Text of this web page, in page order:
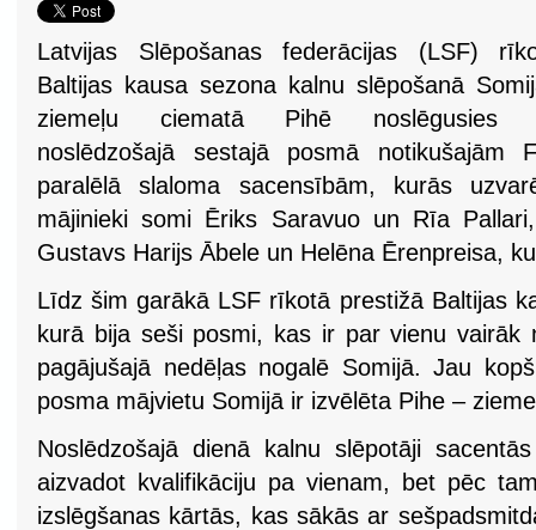
Latvijas Slēpošanas federācijas (LSF)
Baltijas kausa sezona kalnu slēpošanā
ziemeļu ciematā Pihē noslēgusies
noslēdzošajā sestajā posmā notikušajām
paralēlā slaloma sacensībām, kurās
mājinieki somi Ēriks Saravuo un Rīa
Gustavs Harijs Ābele un Helēna Ērenpreisa,
Līdz šim garākā LSF rīkotā prestižā Baltijas
kurā bija seši posmi, kas ir par vienu vairāk
pagājušajā nedēļas nogalē Somijā. Jau
posma mājvietu Somijā ir izvēlēta Pihe –
Noslēdzošajā dienā kalnu slēpotāji
aizvadot kvalifikāciju pa vienam, bet pēc
izslēgšanas kārtās, kas sākās ar